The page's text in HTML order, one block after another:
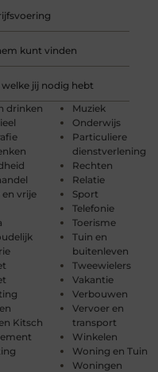
kunt vinden
welke jij nodig hebt
drinken
vrije
Kitsch
Muziek
Onderwijs
Particuliere
dienstverlening
Rechten
Relatie
Sport
Telefonie
Toerisme
Tuin en
buitenleven
Tweewielers
Vakantie
Verbouwen
Vervoer en
transport
Winkelen
Woning en Tuin
Woningen